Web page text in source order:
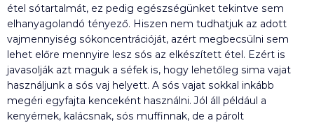
étel sótartalmát, ez pedig egészségünket tekintve sem
elhanyagolandó tényező. Hiszen nem tudhatjuk az adott
vajmennyiség sókoncentrációját, azért megbecsülni sem
lehet előre mennyire lesz sós az elkészített étel. Ezért is
javasolják azt maguk a séfek is, hogy lehetőleg sima vajat
használjunk a sós vaj helyett. A sós vajat sokkal inkább
megéri egyfajta kenceként használni. Jól áll például a
kenyérnek, kalácsnak, sós muffinnak, de a párolt